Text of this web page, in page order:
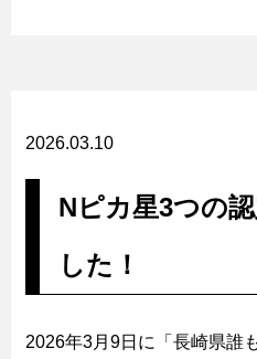
2026.03.10
Nピカ星3つの
した！
2026年3月9日に「長崎県誰